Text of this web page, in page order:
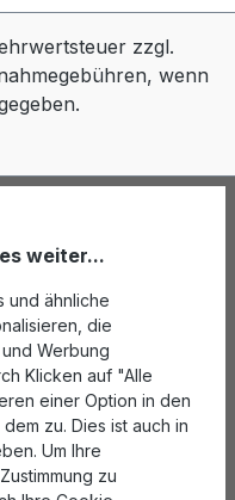
weiter...
und ähnliche
die
Werbung
Klicken auf "Alle
einer Option in den
zu. Dies ist auch in
Um Ihre
zu
zzgl.
wenn